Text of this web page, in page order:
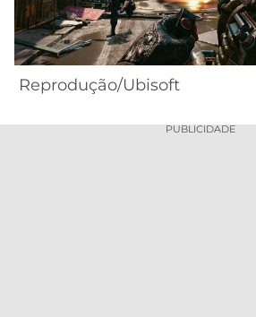
Reprodução/Ubisoft
PUBLICIDADE